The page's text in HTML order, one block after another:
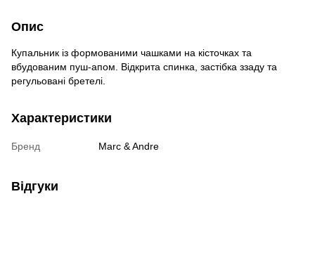
Опис
Купальник із формованими чашками на кісточках та
вбудованим пуш-апом. Відкрита спинка, застібка ззаду та
регульовані бретелі.
Характеристики
Бренд Marc & Andre
Відгуки